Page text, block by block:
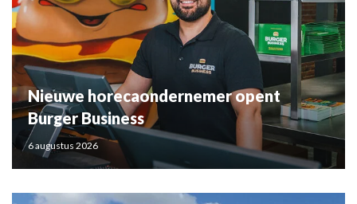
Nieuwe horecaondernemer opent
Burger Business
6 augustus 2026